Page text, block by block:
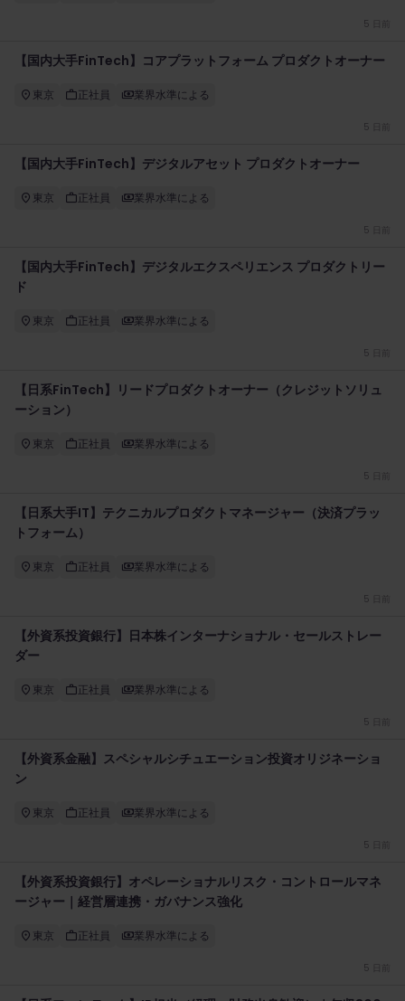
5 日前
【国内大手FinTech】コアプラットフォーム プロダクトオーナー
東京 正社員 業界水準による
5 日前
【国内大手FinTech】デジタルアセット プロダクトオーナー
東京 正社員 業界水準による
5 日前
【国内大手FinTech】デジタルエクスペリエンス プロダクトリー
ド
東京 正社員 業界水準による
5 日前
【日系FinTech】リードプロダクトオーナー（クレジットソリュ
ーション）
東京 正社員 業界水準による
5 日前
【日系大手IT】テクニカルプロダクトマネージャー（決済プラッ
トフォーム）
東京 正社員 業界水準による
5 日前
【外資系投資銀行】日本株インターナショナル・セールストレー
ダー
東京 正社員 業界水準による
5 日前
【外資系金融】スペシャルシチュエーション投資オリジネーショ
ン
東京 正社員 業界水準による
5 日前
【外資系投資銀行】オペレーショナルリスク・コントロールマネ
ージャー｜経営層連携・ガバナンス強化
東京 正社員 業界水準による
5 日前